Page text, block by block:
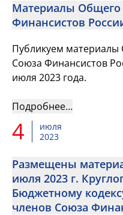
Материалы Общего
Финансистов
Публикуем
Союза Финансистов
июля 2023 года.
Подробнее…
4
июля
2023
Размещены
июля 2023 г.
Бюджетному
членов Союза